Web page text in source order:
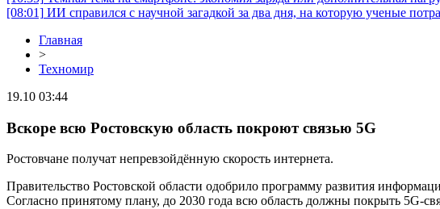
[08:01] ИИ справился с научной загадкой за два дня, на которую ученые
Главная
>
Техномир
19.10 03:44
Вскоре всю Ростовскую область покроют связью 5G
Ростовчане получат непревзойдённую скорость интернета.
Правительство Ростовской области одобрило программу развития
Согласно принятому плану, до 2030 года всю область должны покрыть 5G-